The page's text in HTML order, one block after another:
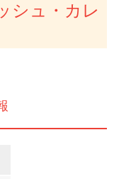
シュ・カレ